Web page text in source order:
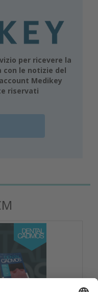
per ricevere la
le notizie del
Medikey
riservati